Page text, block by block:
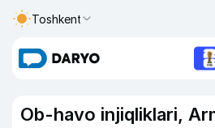
Toshkent
Ob-havo injiqliklari,